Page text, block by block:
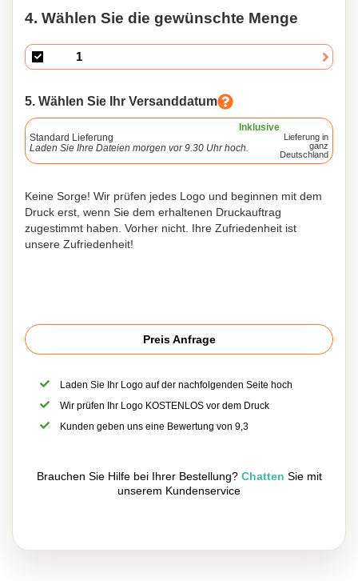
4. Wählen Sie die gewünschte Menge
5. Wählen Sie Ihr Versanddatum
Inklusive
Standard Lieferung
Laden Sie Ihre Dateien morgen vor 9.30 Uhr hoch.
Lieferung in
ganz
Deutschland
Keine Sorge! Wir prüfen jedes Logo und beginnen mit dem
Druck erst, wenn Sie dem erhaltenen Druckauftrag
zugestimmt haben. Vorher nicht. Ihre Zufriedenheit ist
unsere Zufriedenheit!
Preis Anfrage
Laden Sie Ihr Logo auf der nachfolgenden Seite hoch
Wir prüfen Ihr Logo KOSTENLOS vor dem Druck
Kunden geben uns eine Bewertung von 9,3
Brauchen Sie Hilfe bei Ihrer Bestellung? Chatten Sie mit
unserem Kundenservice